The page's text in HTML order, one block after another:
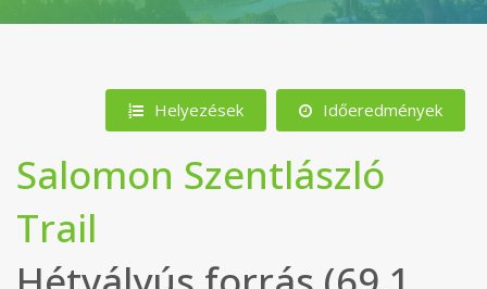
Helyezések Időeredmények
Salomon Szentlászló
Trail